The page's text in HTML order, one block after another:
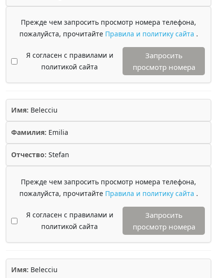
Прежде чем запросить просмотр номера телефона,
пожалуйста, прочитайте Правила и политику сайта .
Я согласен с правилами и
политикой сайта
Запросить
просмотр номера
Имя: Belecciu
Фамилия: Emilia
Отчество: Stefan
Прежде чем запросить просмотр номера телефона,
пожалуйста, прочитайте Правила и политику сайта .
Я согласен с правилами и
политикой сайта
Запросить
просмотр номера
Имя: Belecciu